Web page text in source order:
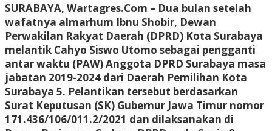
SURABAYA, Wartagres.Com – Dua bulan setelah
wafatnya almarhum Ibnu Shobir, Dewan
Perwakilan Rakyat Daerah (DPRD) Kota Surabaya
melantik Cahyo Siswo Utomo sebagai pengganti
antar waktu (PAW) Anggota DPRD Surabaya masa
jabatan 2019-2024 dari Daerah Pemilihan Kota
Surabaya 5. Pelantikan tersebut berdasarkan
Surat Keputusan (SK) Gubernur Jawa Timur nomor
171.436/106/011.2/2021 dan dilaksanakan di